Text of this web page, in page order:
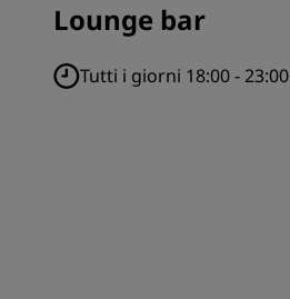
Lounge bar
Tutti i giorni 18:00 - 23:00